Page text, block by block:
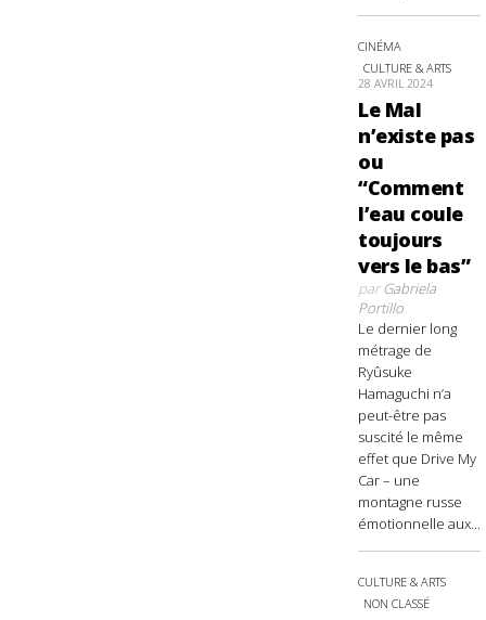
CINÉMA
CULTURE & ARTS
28 AVRIL 2024
Le Mal
n’existe pas
ou
“Comment
l’eau coule
toujours
vers le bas”
parGabriela
Portillo
Le dernier long
métrage de
Ryûsuke
Hamaguchi n’a
peut-être pas
suscité le même
effet que Drive My
Car – une
montagne russe
émotionnelle aux...
CULTURE & ARTS
NON CLASSÉ